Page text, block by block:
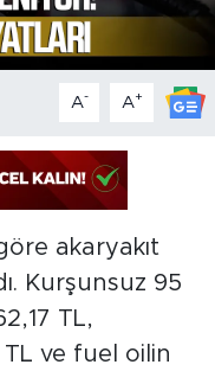
A- A+
akaryakıt
Kurşunsuz 95
TL,
ve fuel oilin